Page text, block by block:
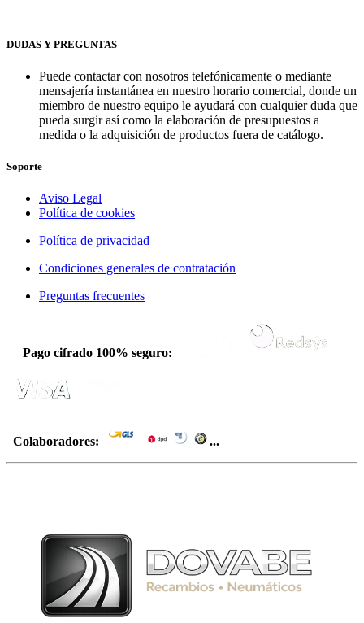
DUDAS Y PREGUNTAS
Puede contactar con nosotros telefónicamente o mediante
mensajería instantánea en nuestro horario comercial, donde un
miembro de nuestro equipo le ayudará con cualquier duda que
pueda surgir así como la elaboración de presupuestos a
medida o la adquisición de productos fuera de catálogo.
Soporte
Aviso Legal
Política de cookies
Política de privacidad
Condiciones generales de contratación
Preguntas frecuentes
Pago cifrado 100% seguro:
Colaboradores: ...